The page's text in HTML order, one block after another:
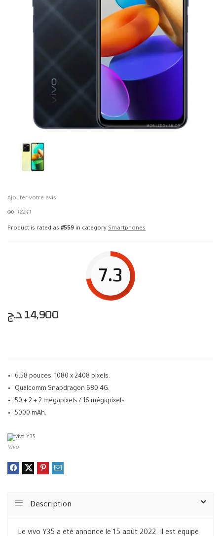
Ajouter votre avis
18241
Product is rated as #559 in category Smartphones
7.3
14,900د.ج
6,58 pouces, 1080 x 2408 pixels.
Qualcomm Snapdragon 680 4G.
50 + 2 + 2 mégapixels / 16 mégapixels.
5000 mAh.
Vivo
Description
Le vivo Y35 a été annoncé le 15 août 2022. Il est équipé